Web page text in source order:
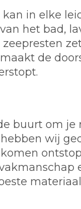
in elke
het bad,
de
buurt om je
wij